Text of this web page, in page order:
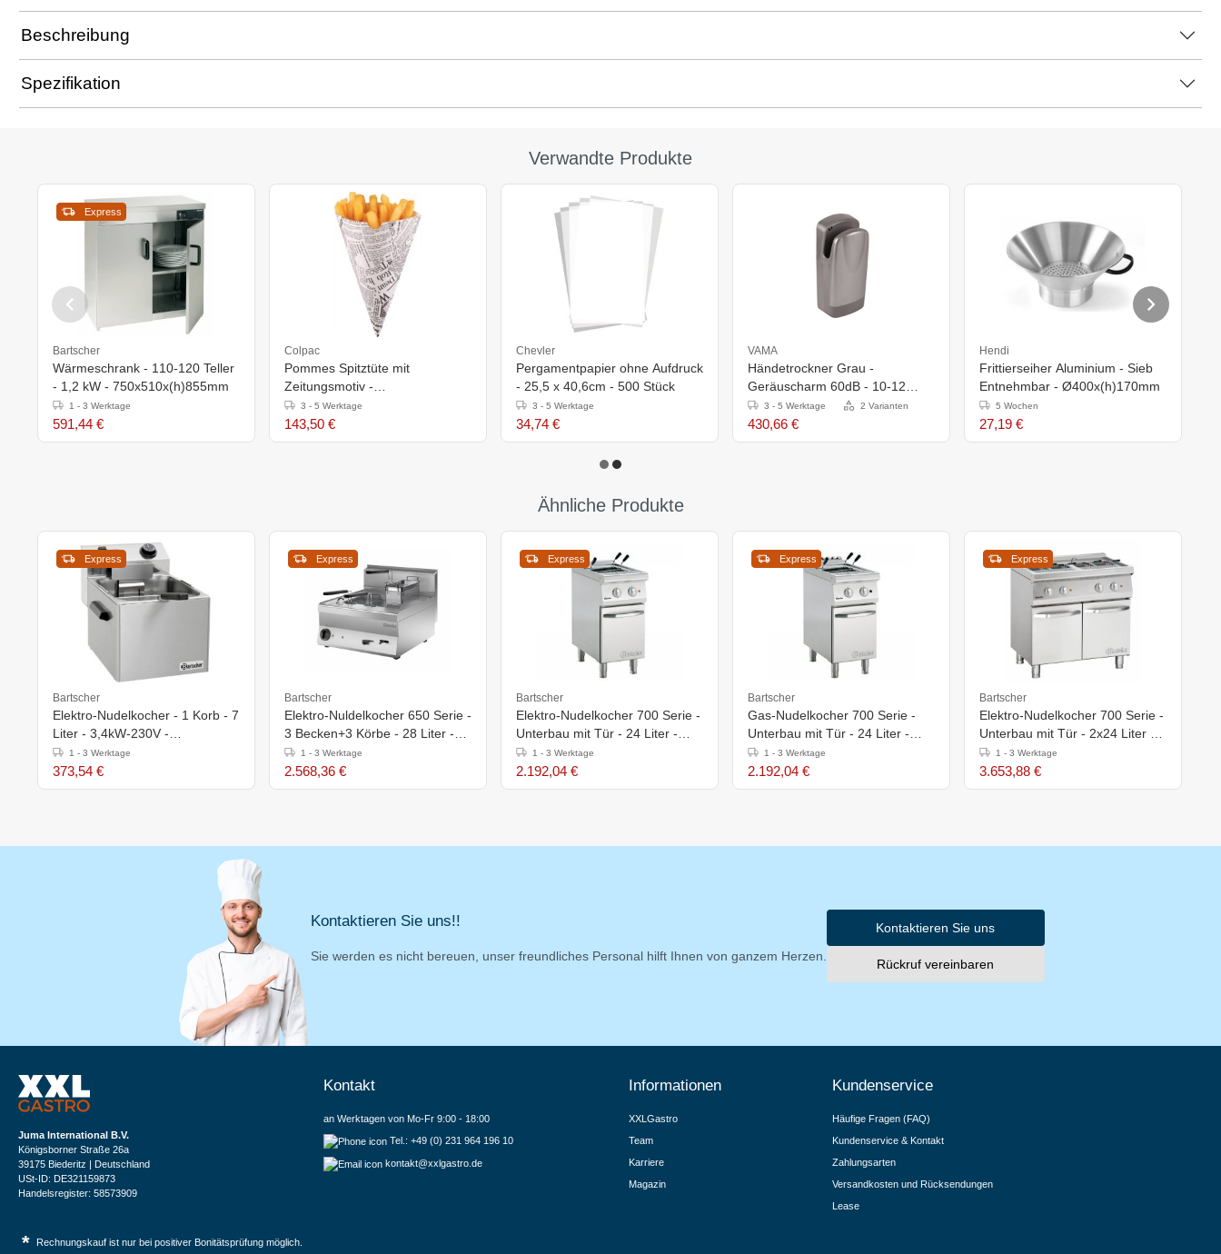
Beschreibung
Spezifikation
Verwandte Produkte
Express
Bartscher
Wärmeschrank - 110-120 Teller
- 1,2 kW - 750x510x(h)855mm
1 - 3 Werktage
591,44 €
Colpac
Pommes Spitztüte mit
Zeitungsmotiv -
182x100x(h)183mm - 1000
Stück
3 - 5 Werktage
143,50 €
Chevler
Pergamentpapier ohne Aufdruck
- 25,5 x 40,6cm - 500 Stück
3 - 5 Werktage
34,74 €
VAMA
Händetrockner Grau -
Geräuscharm 60dB - 10-12
Sekunden- XXL ANGEBOT
3 - 5 Werktage 2 Varianten
430,66 €
Hendi
Frittierseiher Aluminium - Sieb
Entnehmbar - Ø400x(h)170mm
5 Wochen
27,19 €
Ähnliche Produkte
Express
Bartscher
Elektro-Nudelkocher - 1 Korb - 7
Liter - 3,4kW-230V -
270x420x(h)300mm
1 - 3 Werktage
373,54 €
Express
Bartscher
Elektro-Nuldelkocher 650 Serie -
3 Becken+3 Körbe - 28 Liter -
600x650x(h)295mm
1 - 3 Werktage
2.568,36 €
Express
Bartscher
Elektro-Nudelkocher 700 Serie -
Unterbau mit Tür - 24 Liter -
400x700x(h)850mm
1 - 3 Werktage
2.192,04 €
Express
Bartscher
Gas-Nudelkocher 700 Serie -
Unterbau mit Tür - 24 Liter -
400x700x(h)850-900mm
1 - 3 Werktage
2.192,04 €
Express
Bartscher
Elektro-Nudelkocher 700 Serie -
Unterbau mit Tür - 2x24 Liter -
800x700x(h)850mm
1 - 3 Werktage
3.653,88 €
Kontaktieren Sie uns!!
Sie werden es nicht bereuen, unser freundliches Personal hilft Ihnen von ganzem Herzen.
Kontaktieren Sie uns
Rückruf vereinbaren
Juma International B.V.
Königsborner Straße 26a
39175 Biederitz | Deutschland
USt-ID: DE321159873
Handelsregister: 58573909
Kontakt
an Werktagen von Mo-Fr 9:00 - 18:00
Tel.: +49 (0) 231 964 196 10
kontakt@xxlgastro.de
Informationen
XXLGastro
Team
Karriere
Magazin
Kundenservice
Häufige Fragen (FAQ)
Kundenservice & Kontakt
Zahlungsarten
Versandkosten und Rücksendungen
Lease
* Rechnungskauf ist nur bei positiver Bonitätsprüfung möglich.